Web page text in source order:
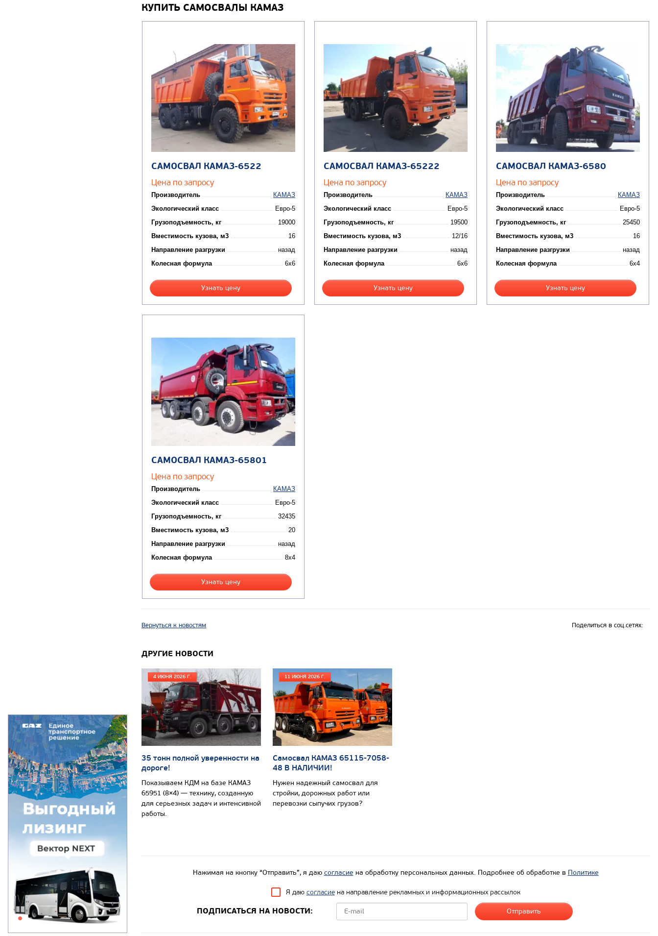
КУПИТЬ САМОСВАЛЫ КАМАЗ
САМОСВАЛ КАМАЗ-6522
Цена по запросу
Производитель
КАМАЗ
Экологический класс
Евро-5
Грузоподъемность, кг
19000
Вместимость кузова, м3
16
Направление разгрузки
назад
Колесная формула
6x6
Узнать цену
САМОСВАЛ КАМАЗ-65222
Цена по запросу
Производитель
КАМАЗ
Экологический класс
Евро-5
Грузоподъемность, кг
19500
Вместимость кузова, м3
12/16
Направление разгрузки
назад
Колесная формула
6x6
Узнать цену
САМОСВАЛ КАМАЗ-6580
Цена по запросу
Производитель
КАМАЗ
Экологический класс
Евро-5
Грузоподъемность, кг
25450
Вместимость кузова, м3
16
Направление разгрузки
назад
Колесная формула
6x4
Узнать цену
САМОСВАЛ КАМАЗ-65801
Цена по запросу
Производитель
КАМАЗ
Экологический класс
Евро-5
Грузоподъемность, кг
32435
Вместимость кузова, м3
20
Направление разгрузки
назад
Колесная формула
8x4
Узнать цену
Вернуться к новостям Поделиться в соц.сетях:
ДРУГИЕ НОВОСТИ
4 ИЮНЯ 2026 Г.
35 тонн полной уверенности на
дороге!
Показываем КДМ на базе КАМАЗ
65951 (8×4) — технику, созданную
для серьезных задач и интенсивной
работы.
11 ИЮНЯ 2026 Г.
Самосвал КАМАЗ 65115-7058-
48 В НАЛИЧИИ!
Нужен надежный самосвал для
стройки, дорожных работ или
перевозки сыпучих грузов?
Нажимая на кнопку “Отправить”, я даю согласие на обработку персональных данных. Подробнее об обработке в Политике
Я даю согласиена направление рекламных и информационных рассылок
ПОДПИСАТЬСЯ НА НОВОСТИ: